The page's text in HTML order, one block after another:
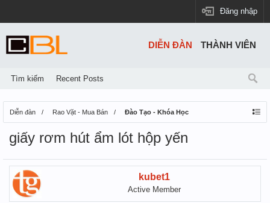
Đăng nhập
Diễn đàn Rao Vặt - Mua Bán Đào Tạo - Khóa Học
giấy rơm hút ẩm lót hộp yến
kubet1
Active Member
DIỄN ĐÀN
Tìm kiếm Recent Posts
THÀNH VIÊN